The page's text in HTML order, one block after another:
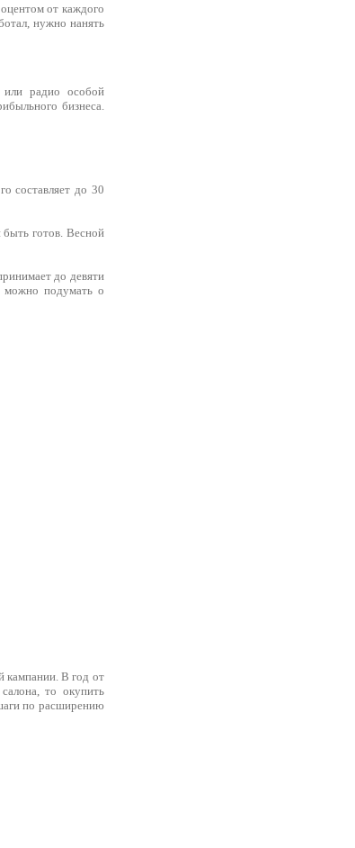
от каждого
нужно нанять
или радио особой
бизнеса.
составляет до 30
готов. Весной
до девяти
можно подумать о
кампании. В год от
то окупить
по расширению